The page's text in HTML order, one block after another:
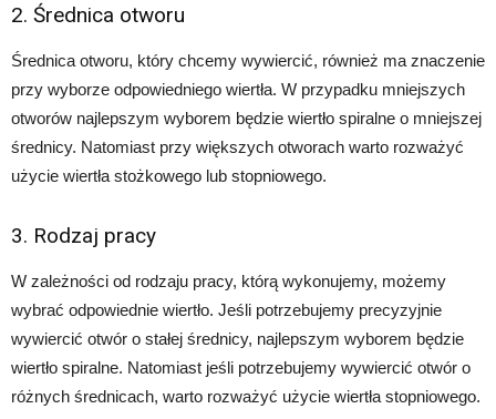
2. Średnica otworu
Średnica otworu, który chcemy wywiercić, również ma znaczenie
przy wyborze odpowiedniego wiertła. W przypadku mniejszych
otworów najlepszym wyborem będzie wiertło spiralne o mniejszej
średnicy. Natomiast przy większych otworach warto rozważyć
użycie wiertła stożkowego lub stopniowego.
3. Rodzaj pracy
W zależności od rodzaju pracy, którą wykonujemy, możemy
wybrać odpowiednie wiertło. Jeśli potrzebujemy precyzyjnie
wywiercić otwór o stałej średnicy, najlepszym wyborem będzie
wiertło spiralne. Natomiast jeśli potrzebujemy wywiercić otwór o
różnych średnicach, warto rozważyć użycie wiertła stopniowego.